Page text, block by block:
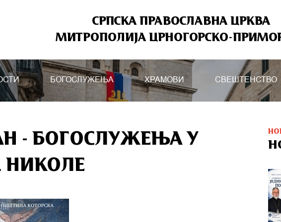
СРПСКА ПРАВОСЛАВНА ЦРКВА
МИТРОПОЛИЈА ЦРНОГОРСКО-
БОГОСЛУЖЕЊА ХРАМОВИ СВЕШТЕНСТВО
- БОГОСЛУЖЕЊА У
НИКОЛЕ